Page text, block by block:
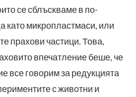
се сблъскваме в по-
като микропластмаси, или
прахови частици. Това,
впечатление беше, че
все говорим за редукцията
с животни и